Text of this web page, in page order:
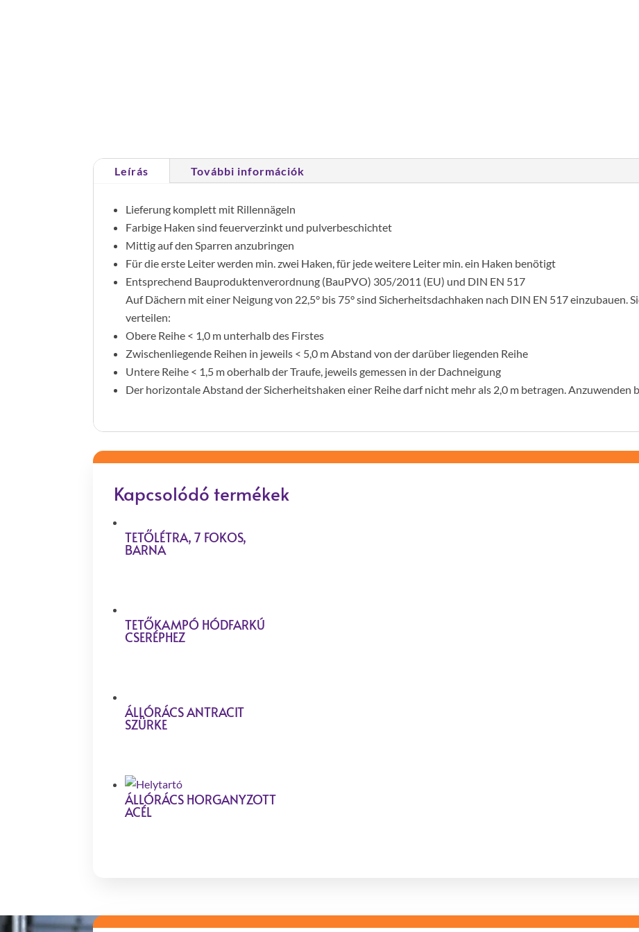
Leírás További információk
Lieferung komplett mit Rillennägeln
Farbige Haken sind feuerverzinkt und pulverbeschichtet
Mittig auf den Sparren anzubringen
Für die erste Leiter werden min. zwei Haken, für jede weitere Leiter min. ein Haken benötigt
Entsprechend Bauproduktenverordnung (BauPVO) 305/2011 (EU) und DIN EN 517
Auf Dächern mit einer Neigung von 22,5° bis 75° sind Sicherheitsdachhaken nach DIN EN 517 einzubauen.
verteilen:
Obere Reihe < 1,0 m unterhalb des Firstes
Zwischenliegende Reihen in jeweils < 5,0 m Abstand von der darüber liegenden Reihe
Untere Reihe < 1,5 m oberhalb der Traufe, jeweils gemessen in der Dachneigung
Der horizontale Abstand der Sicherheitshaken einer Reihe darf nicht mehr als 2,0 m betragen. Anzuwenden
Kapcsolódó termékek
TETŐLÉTRA, 7 FOKOS,
BARNA
TETŐKAMPÓ HÓDFARKÚ
CSERÉPHEZ
ÁLLÓRÁCS ANTRACIT
SZÜRKE
ÁLLÓRÁCS HORGANYZOTT
ACÉL